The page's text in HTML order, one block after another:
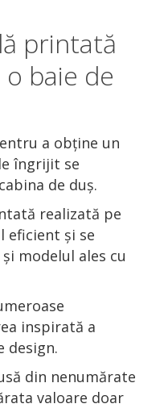
printată
baie de
a obține un
îngrijit se
de duș.
realizată pe
eficient și se
modelul ales cu
inspirată a
design.
din nenumărate
valoare doar